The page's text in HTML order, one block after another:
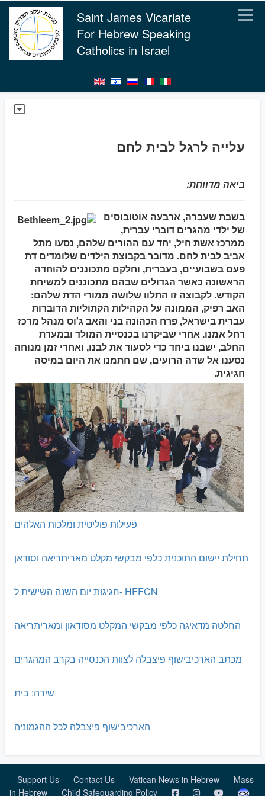
Saint James Vicariate
For Hebrew Speaking
Catholics in Israel
עלייה לרגל לבית לחם
ביאה מדווחת:
בשבת שעברה, ארבעה אוטובוסים
של ילדי מהגרים דוברי עברית,
ממרכז אשת חיל, יחד עם ההורים שלהם, נסעו מתל
אביב לבית לחם. מדובר בקבוצת הילדים שלומדים דת
פעם בשבועיים, בעברית, וחלקם מתכוננים להוחדה
הראשונה כאשר הגדולים שבהם מתכוננים למשיחת
הקודש. לקבוצה זו התלוו שלושה ממורי הדת שלהם:
האב רפיק, הממונה על הקהילות הקתוליות הדוברות
עברית בישראל, פרח הכהונה בני והאב ג'וס מנהל מרכז
רחל אמנו. אחרי שביקרנו בכנסיית המולד ובמערת
החלב, ישבנו ביחד כדי לסעוד את לבנו, ואחרי זמן מנוחה
נסענו אל שדה הרועים, שם חתמנו את היום במיסה
חגיגית.
פעילות פוליטית ומלכות האלהים
תחילת יישום התוכנית כלפי מבקשי מקלט מאריתריאה וסודאן
חגיגות יום השנה השישית ל- HFFCN
החלטה מדאיגה כלפי מבקשי המקלט מסודאון ומאריתריאה
מכתב הארכיבישוף פיצבלה לצוות הכנסייה בקרב המהגרים
שירה: בית
הארכיבישוף פיצבלה לכל ההגמוניה
Support Us Contact Us Vatican News in Hebrew
Mass
in Hebrew
Child Safeguarding Policy